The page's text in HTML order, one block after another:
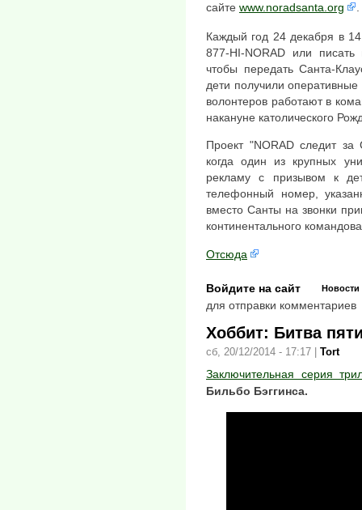
сайте www.noradsanta.org .
Каждый год 24 декабря в
877-HI-NORAD или
чтобы передать Санта-
дети получили
волонтеров работают в
накануне католического
Проект "NORAD следит
когда один из крупных
рекламу с призывом к
телефонный номер,
вместо Санты на звонки
континентального
Отсюда
Новости
Войдите на сайт
для отправки комментариев
Хоббит: Битва
сб, 20/12/2014 - 17:17 Tort
Заключительная серия
Бильбо Бэггинса.